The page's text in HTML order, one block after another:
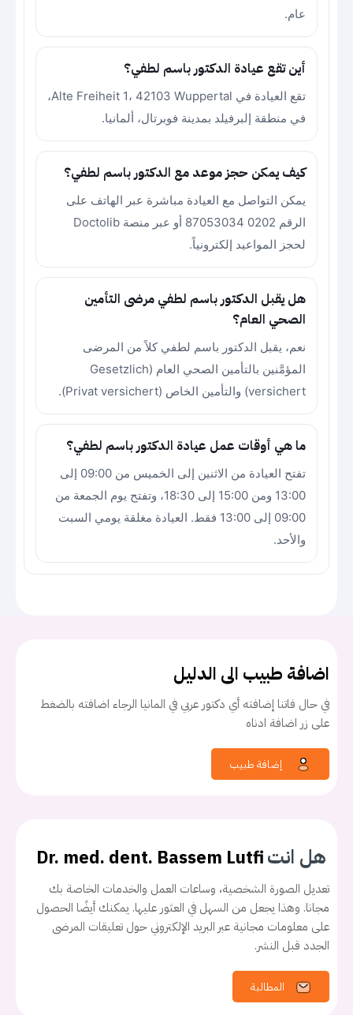
عام.
أين تقع عيادة الدكتور باسم لطفي؟
تقع العيادة في Alte Freiheit 1، 42103 Wuppertal،
في منطقة إلبرفيلد بمدينة فوبرتال، ألمانيا.
كيف يمكن حجز موعد مع الدكتور باسم لطفي؟
يمكن التواصل مع العيادة مباشرة عبر الهاتف على
الرقم 0202 87053034 أو عبر منصة Doctolib
لحجز المواعيد إلكترونياً.
هل يقبل الدكتور باسم لطفي مرضى التأمين
الصحي العام؟
نعم، يقبل الدكتور باسم لطفي كلاً من المرضى
المؤمَّنين بالتأمين الصحي العام (Gesetzlich
versichert) والتأمين الخاص (Privat versichert).
ما هي أوقات عمل عيادة الدكتور باسم لطفي؟
تفتح العيادة من الاثنين إلى الخميس من 09:00 إلى
13:00 ومن 15:00 إلى 18:30، وتفتح يوم الجمعة من
09:00 إلى 13:00 فقط. العيادة مغلقة يومي السبت
والأحد.
اضافة طبيب الى الدليل
في حال فاتنا إضافته أي دكتور عربي في المانيا الرجاء اضافته بالضغط
على زر اضافة ادناه
هل انتDr. med. dent. Bassem Lutfi
تعديل الصورة الشخصية، وساعات العمل والخدمات الخاصة بك
مجانا. وهذا يجعل من السهل في العثور عليها. يمكنك أيضًا الحصول
على معلومات مجانية عبر البريد الإلكتروني حول تعليقات المرضى
الجدد قبل النشر.
المطالبة